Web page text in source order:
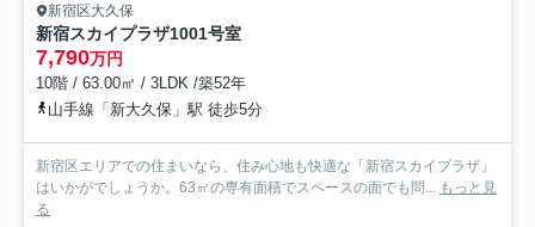
新宿区大久保
新宿スカイプラザ1001号室
7,790万円
10階 / 63.00㎡ / 3LDK /築52年
山手線「新大久保」駅 徒歩5分
新宿区エリアでの住まいなら、住み心地も快適な「新宿スカイプラザ」
はいかがでしょうか。63㎡の専有面積でスペースの面でも問... もっと見
る